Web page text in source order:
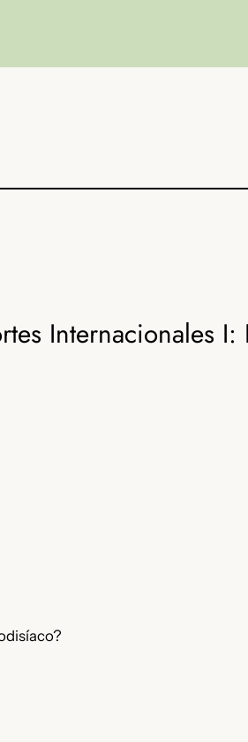
Internacionales I: